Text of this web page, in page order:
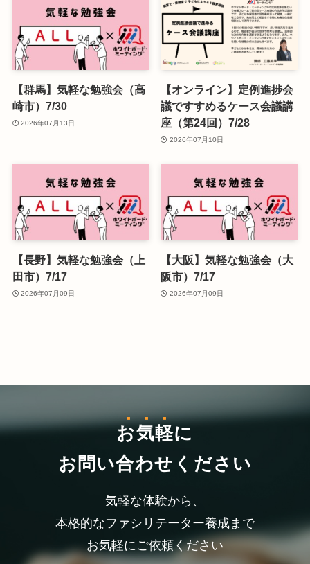
【群馬】気軽な勉強会（高
崎市）7/30
2026年07月13日
【オンライン】定例進捗会
議ですすめるケース会議講
座（第24回）7/28
2026年07月10日
【長野】気軽な勉強会（上
田市）7/17
2026年07月09日
【大阪】気軽な勉強会（大
阪市）7/17
2026年07月09日
お気軽に
お問い合わせください
気軽な体験から、
本格的なファシリテーター養成まで
お気軽にご依頼ください